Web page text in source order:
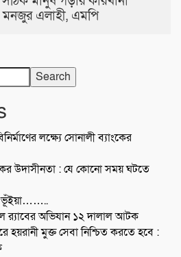
এলাহী, এমপি
Search
লক্ষ্যে সোনালী ব্যাংকের
উদাসীনতা : যে কোনো সময় ঘটতে
ভূঁইয়া……..
র‍্যাবের অভিযান ১২ দালাল আটক
হয়রানী মুক্ত সেবা নিশ্চিত করতে হবে :